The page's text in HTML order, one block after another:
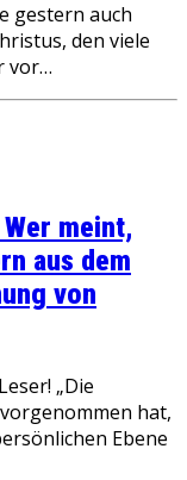
gestern auch
den viele
vor…
meint,
aus dem
von
„Die
hat,
Ebene